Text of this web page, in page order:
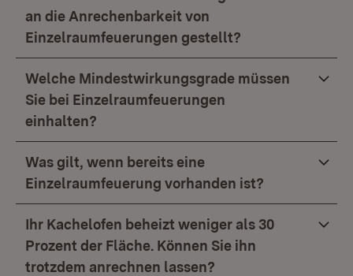
an die Anrechenbarkeit von
Einzelraumfeuerungen gestellt?
Welche Mindestwirkungsgrade müssen
Sie bei Einzelraumfeuerungen
einhalten?
Was gilt, wenn bereits eine
Einzelraumfeuerung vorhanden ist?
Ihr Kachelofen beheizt weniger als 30
Prozent der Fläche. Können Sie ihn
trotzdem anrechnen lassen?